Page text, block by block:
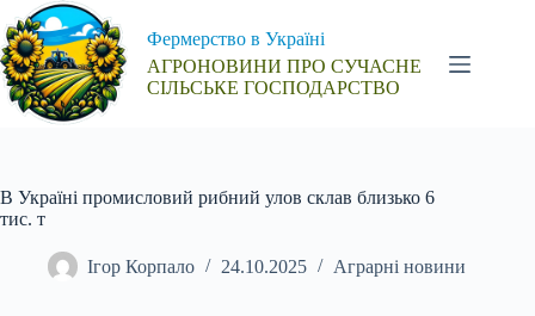
Перейти
до
вмісту
Фермерство в Україні
АГРОНОВИНИ ПРО СУЧАСНЕ
СІЛЬСЬКЕ ГОСПОДАРСТВО
В Україні промисловий рибний улов склав близько 6
тис. т
Ігор Корпало 24.10.2025 Аграрні новини